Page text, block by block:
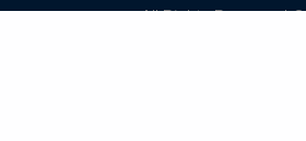
All Rights Reserved